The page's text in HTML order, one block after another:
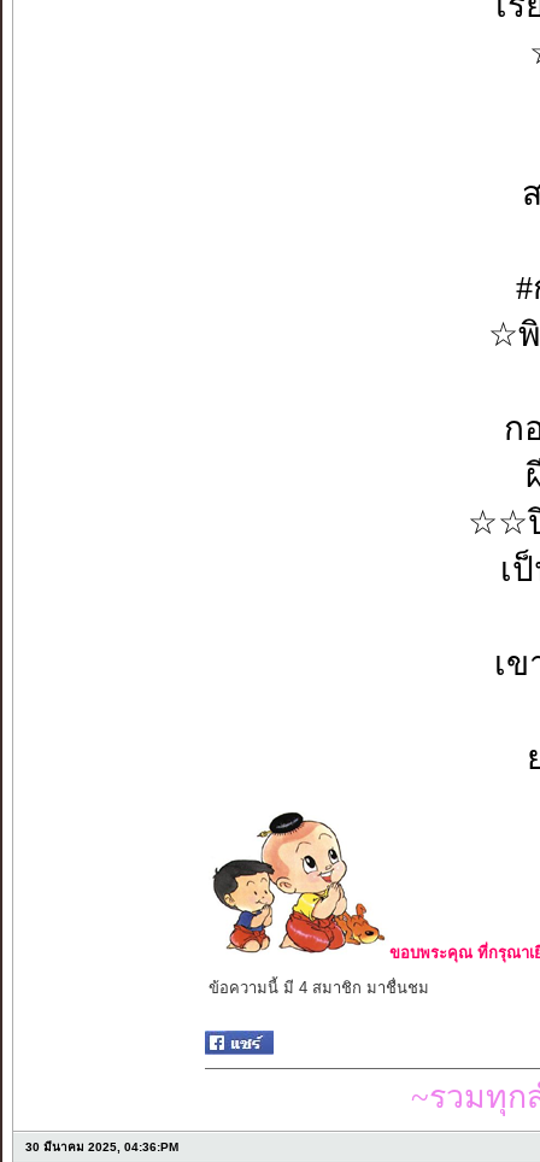
☆พิ
ก
☆☆
เ
เ
ขอบพระคุณ ที่กรุณาเ
ข้อความนี้ มี 4 สมาชิก มาชื่นชม
~รวมทุก
30 มีนาคม 2025, 04:36:PM